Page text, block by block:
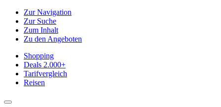
Zur Navigation
Zur Suche
Zum Inhalt
Zu den Angeboten
Shopping
Deals 2.000+
Tarifvergleich
Reisen